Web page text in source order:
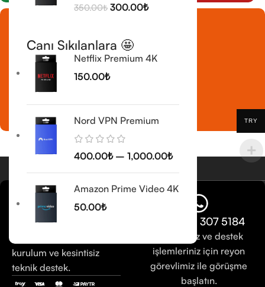
350.00₺ 300.00₺
Canı Sıkılanlara 🤩
Netflix Premium 4K
150.00₺
Nord VPN Premium
400.00₺ – 1,000.00₺
Amazon Prime Video 4K
50.00₺
Eğlence Reyonu
Kullanmaya hazır orijinal
kurulum ve kesintisiz
teknik destek.
+90 850 307 5184
Sorularınız ve destek
işlemleriniz için reyon
görevlimiz ile görüşme
başlatın.
TRY